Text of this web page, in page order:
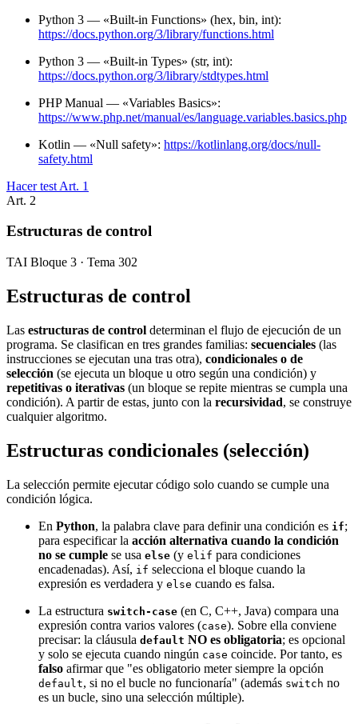
Python 3 — «Built-in Functions» (hex, bin, int):
https://docs.python.org/3/library/functions.html
Python 3 — «Built-in Types» (str, int):
https://docs.python.org/3/library/stdtypes.html
PHP Manual — «Variables Basics»:
https://www.php.net/manual/es/language.variables.basics.php
Kotlin — «Null safety»: https://kotlinlang.org/docs/null-
safety.html
Hacer test Art. 1
Art. 2
Estructuras de control
TAI Bloque 3 · Tema 302
Estructuras de control
Las estructuras de control determinan el flujo de ejecución de un
programa. Se clasifican en tres grandes familias: secuenciales (las
instrucciones se ejecutan una tras otra), condicionales o de
selección (se ejecuta un bloque u otro según una condición) y
repetitivas o iterativas (un bloque se repite mientras se cumpla una
condición). A partir de estas, junto con la recursividad, se construye
cualquier algoritmo.
Estructuras condicionales (selección)
La selección permite ejecutar código solo cuando se cumple una
condición lógica.
En Python, la palabra clave para definir una condición es if;
para especificar la acción alternativa cuando la condición
no se cumple se usa else (y elif para condiciones
encadenadas). Así, if selecciona el bloque cuando la
expresión es verdadera y else cuando es falsa.
La estructura switch-case (en C, C++, Java) compara una
expresión contra varios valores (case). Sobre ella conviene
precisar: la cláusula default NO es obligatoria; es opcional
y solo se ejecuta cuando ningún case coincide. Por tanto, es
falso afirmar que "es obligatorio meter siempre la opción
default, si no el bucle no funcionaría" (además switch no
es un bucle, sino una selección múltiple).